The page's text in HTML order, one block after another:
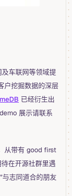
车联网等领域提
户挖掘数据的深层
已经衍生出
展示请联系
从带有 good first
在开源社群里遇
与志同道合的朋友